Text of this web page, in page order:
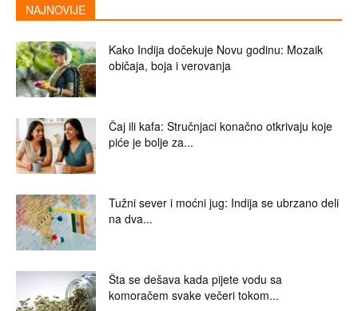
NAJNOVIJE
Kako Indija dočekuje Novu godinu: Mozaik
običaja, boja i verovanja
Čaj ili kafa: Stručnjaci konačno otkrivaju koje
piće je bolje za...
Tužni sever i moćni jug: Indija se ubrzano deli
na dva...
Šta se dešava kada pijete vodu sa
komoračem svake večeri tokom...